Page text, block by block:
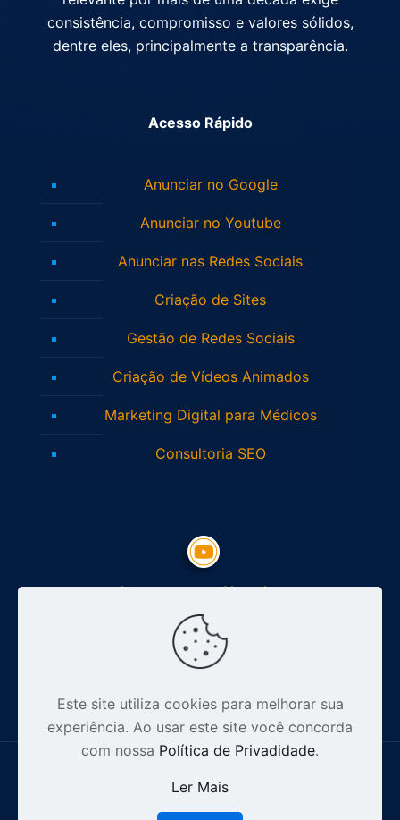
consistência, compromisso e valores sólidos,
dentre eles, principalmente a transparência.
Acesso Rápido
Anunciar no Google
Anunciar no Youtube
Anunciar nas Redes Sociais
Criação de Sites
Gestão de Redes Sociais
Criação de Vídeos Animados
Marketing Digital para Médicos
Consultoria SEO
Inscreva-se no Youtube
Este site utiliza cookies para melhorar sua
experiência. Ao usar este site você concorda
com nossa Política de Privadidade.
Ler Mais